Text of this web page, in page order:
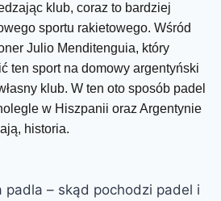
klub, coraz to bardziej
sportu rakietowego. Wśród
Julio Menditenguia, który
ten sport na domowy argentyński
klub. W ten oto sposób padel
w Hiszpanii oraz Argentynie
historia.